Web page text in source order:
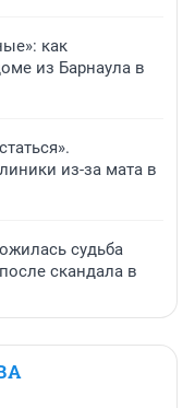
как
из Барнаула в
из-за мата в
судьба
скандала в